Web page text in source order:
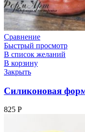
Сравнение
Быстрый просмотр
В список желаний
В корзину
Закрыть
Силиконовая
825 Р